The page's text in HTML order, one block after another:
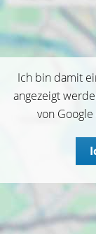
Ich bin damit
angezeigt
von Google